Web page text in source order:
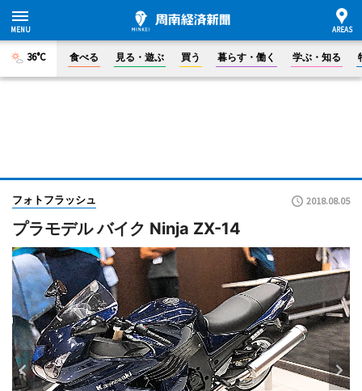
36°C 食べる 見る・遊ぶ 買う 暮らす・働く 学ぶ・知る
フォトフラッシュ 2018.08.05
プラモデル バイク Ninja ZX-14